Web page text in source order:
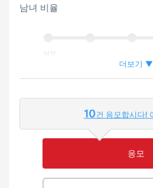
남녀 비율
남성
외국인이 근무하는 비율
영어 또는 모국어를 살릴 수 있는
더보기 ▼
10건 응모합시다!
응모